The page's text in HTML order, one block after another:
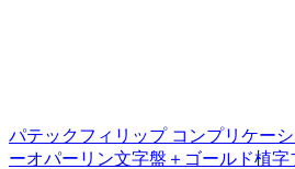
パテックフィリップ コンプリケー
ーオパーリン文字盤＋ゴールド植